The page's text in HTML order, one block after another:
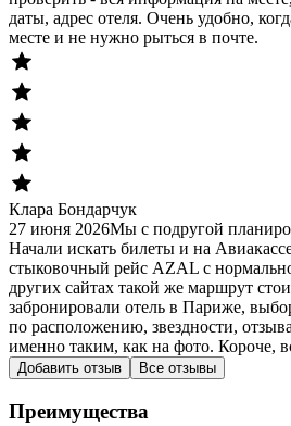
даты, адрес отеля. Очень удобно,
месте и не нужно рыться в почте.
Клара Бондарчук
27 июня 2026Мы с подругой
Начали искать билеты и на
стыковочный рейс AZAL с
других сайтах такой же маршрут
забронировали отель в Париже,
по расположению, звездности,
именно таким, как на фото. Короче,
Добавить отзыв Все отзывы
Преимущества